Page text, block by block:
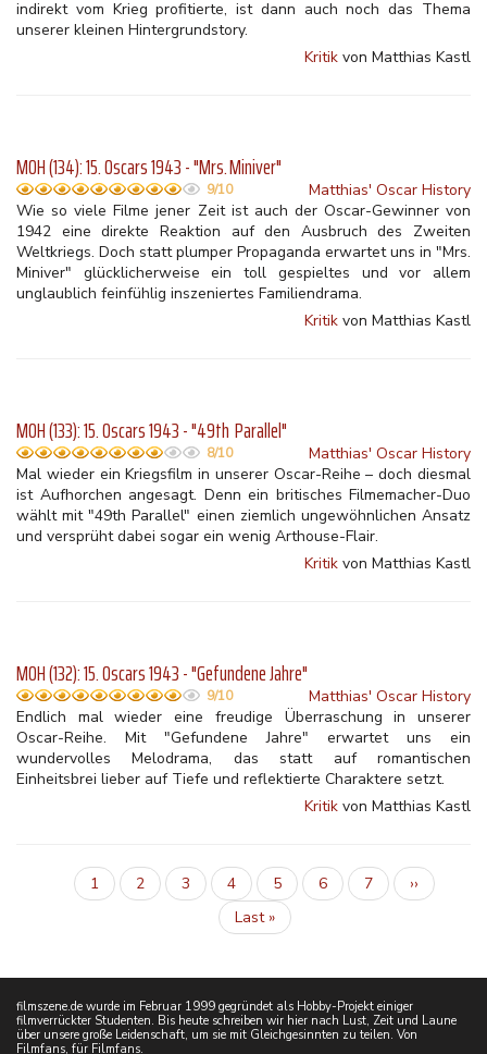
indirekt vom Krieg profitierte, ist dann auch noch das Thema
unserer kleinen Hintergrundstory.
Kritik von Matthias Kastl
MOH (134): 15. Oscars 1943 - "Mrs. Miniver"
9/10
Matthias' Oscar History
Wie so viele Filme jener Zeit ist auch der Oscar-Gewinner von
1942 eine direkte Reaktion auf den Ausbruch des Zweiten
Weltkriegs. Doch statt plumper Propaganda erwartet uns in "Mrs.
Miniver" glücklicherweise ein toll gespieltes und vor allem
unglaublich feinfühlig inszeniertes Familiendrama.
Kritik von Matthias Kastl
MOH (133): 15. Oscars 1943 - "49th Parallel"
8/10
Matthias' Oscar History
Mal wieder ein Kriegsfilm in unserer Oscar-Reihe – doch diesmal
ist Aufhorchen angesagt. Denn ein britisches Filmemacher-Duo
wählt mit "49th Parallel" einen ziemlich ungewöhnlichen Ansatz
und versprüht dabei sogar ein wenig Arthouse-Flair.
Kritik von Matthias Kastl
MOH (132): 15. Oscars 1943 - "Gefundene Jahre"
9/10
Matthias' Oscar History
Endlich mal wieder eine freudige Überraschung in unserer
Oscar-Reihe. Mit "Gefundene Jahre" erwartet uns ein
wundervolles Melodrama, das statt auf romantischen
Einheitsbrei lieber auf Tiefe und reflektierte Charaktere setzt.
Kritik von Matthias Kastl
SeitennummerierungAktuelle
Seite
1 Inhalt
2 Inhalt
3 Inhalt
4 Inhalt
5 Inhalt
6 Inhalt
7
Nächste
Seite
››
Letzte
Seite
Last »
filmszene.de wurde im Februar 1999 gegründet als Hobby-Projekt einiger
filmverrückter Studenten. Bis heute schreiben wir hier nach Lust, Zeit und Laune
über unsere große Leidenschaft, um sie mit Gleichgesinnten zu teilen. Von
Filmfans, für Filmfans.